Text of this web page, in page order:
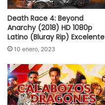
Death Race 4: Beyond
Anarchy (2018) HD 1080p
Latino (Bluray Rip) Excelente
10 enero, 2023